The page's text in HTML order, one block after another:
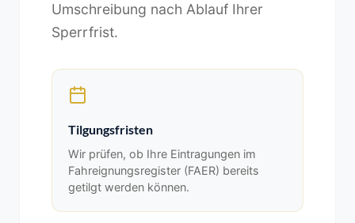
Umschreibung nach Ablauf Ihrer
Sperrfrist.
Tilgungsfristen
Wir prüfen, ob Ihre Eintragungen im
Fahreignungsregister (FAER) bereits
getilgt werden können.